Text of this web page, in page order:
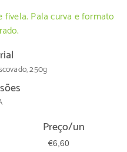
fivela. Pala curva e formato
250g
Preço/un
€6,60